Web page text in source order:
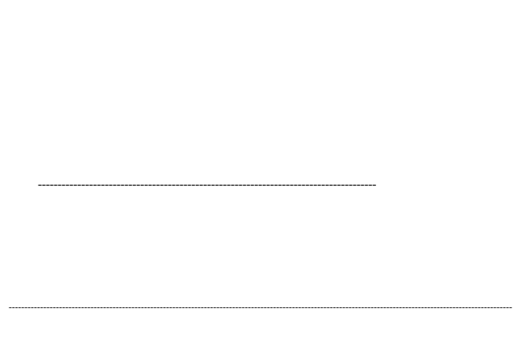
--------------------------------------------------------------------------------------
----------------------------------------------------------------------------------------------------------------------------------------------------------------